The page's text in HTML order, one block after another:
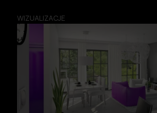
WIZUALIZACJE